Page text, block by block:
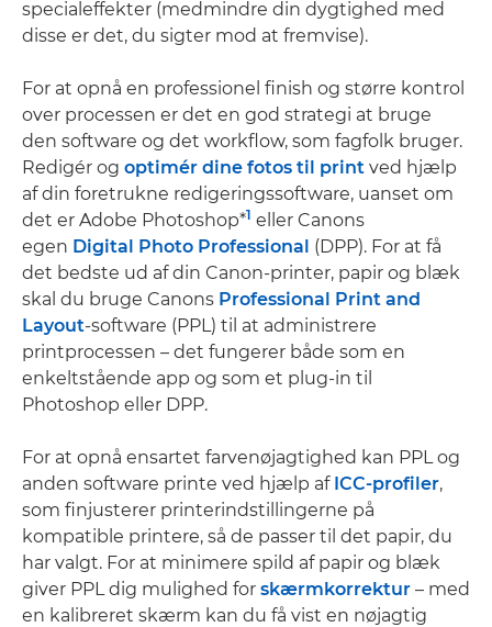
specialeffekter (medmindre din dygtighed med
disse er det, du sigter mod at fremvise).
For at opnå en professionel finish og større kontrol
over processen er det en god strategi at bruge
den software og det workflow, som fagfolk bruger.
Redigér og optimér dine fotos til print ved hjælp
af din foretrukne redigeringssoftware, uanset om
det er Adobe Photoshop*1 eller Canons
egen Digital Photo Professional (DPP). For at få
det bedste ud af din Canon-printer, papir og blæk
skal du bruge Canons Professional Print and
Layout-software (PPL) til at administrere
printprocessen – det fungerer både som en
enkeltstående app og som et plug-in til
Photoshop eller DPP.
For at opnå ensartet farvenøjagtighed kan PPL og
anden software printe ved hjælp af ICC-profiler,
som finjusterer printerindstillingerne på
kompatible printere, så de passer til det papir, du
har valgt. For at minimere spild af papir og blæk
giver PPL dig mulighed for skærmkorrektur – med
en kalibreret skærm kan du få vist en nøjagtig